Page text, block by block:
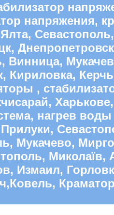
напряжения,
Винница,
Кириловка,
,
нагрев
Мукачево,
Миколаїв,
Измаил,